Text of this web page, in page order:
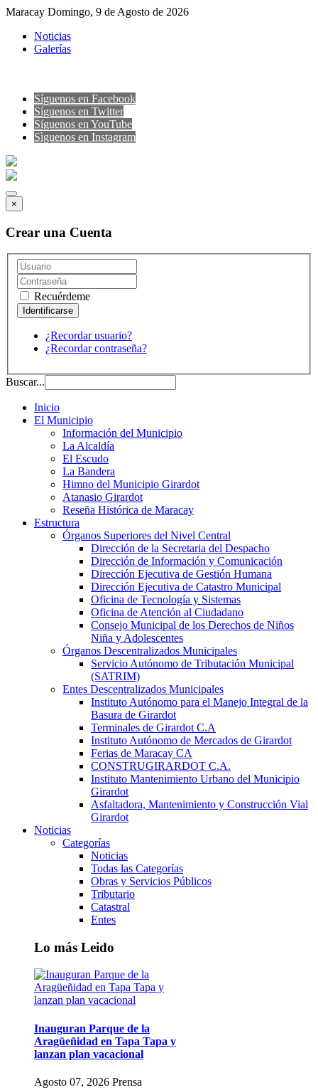
Maracay Domingo, 9 de Agosto de 2026
Noticias
Galerías
Síguenos en Facebook
Síguenos en Twitter
Síguenos en YouTube
Sìguenos en Instagram
×
Crear una Cuenta
Recuérdeme
¿Recordar usuario?
¿Recordar contraseña?
Buscar...
Inicio
El Municipio
Información del Municipio
La Alcaldía
El Escudo
La Bandera
Himno del Municipio Girardot
Atanasio Girardot
Reseña Histórica de Maracay
Estructura
Órganos Superiores del Nivel Central
Dirección de la Secretaria del Despacho
Dirección de Información y Comunicación
Dirección Ejecutiva de Gestión Humana
Dirección Ejecutiva de Catastro Municipal
Oficina de Tecnología y Sistemas
Oficina de Atención al Ciudadano
Consejo Municipal de los Derechos de Niños
Niña y Adolescentes
Órganos Descentralizados Municipales
Servicio Autónomo de Tributación Municipal
(SATRIM)
Entes Descentralizados Municipales
Instituto Autónomo para el Manejo Integral de la
Basura de Girardot
Terminales de Girardot C.A
Instituto Autónomo de Mercados de Girardot
Ferias de Maracay CA
CONSTRUGIRARDOT C.A.
Instituto Mantenimiento Urbano del Municipio
Girardot
Asfaltadora, Mantenimiento y Construcción Vial
Girardot
Noticias
Categorías
Noticias
Todas las Categorías
Obras y Servicios Públicos
Tributario
Catastral
Entes
Lo más Leido
Inauguran Parque de la
Aragüeñidad en Tapa Tapa y
lanzan plan vacacional
Agosto 07, 2026 Prensa